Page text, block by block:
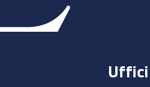
Uffici